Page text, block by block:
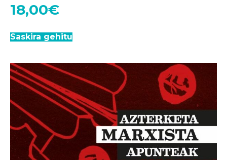
18,00€
Saskira gehitu